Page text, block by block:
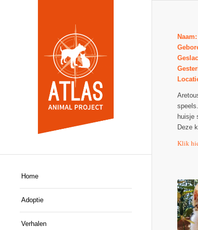
Home
Adoptie
Verhalen
Naam:
huisje
Deze
Klik